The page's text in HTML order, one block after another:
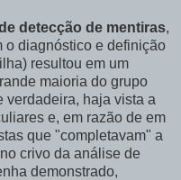
detecção de mentiras,
o diagnóstico e definição
resultou em um
maioria do grupo
verdadeira, haja vista a
e, em razão de em
que "completavam" a
crivo da análise de
demonstrado,